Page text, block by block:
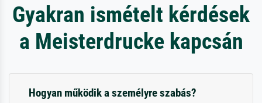
Gyakran ismételt kérdések
a Meisterdrucke kapcsán
Hogyan működik a személyre szabás?